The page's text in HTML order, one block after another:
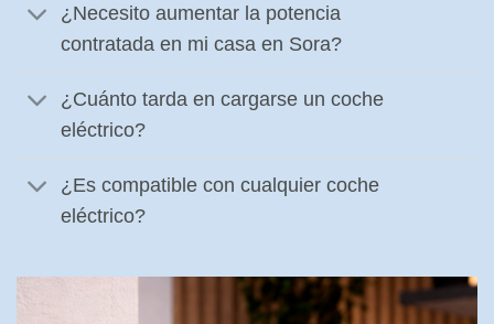
¿Necesito aumentar la potencia
contratada en mi casa en Sora?
¿Cuánto tarda en cargarse un coche
eléctrico?
¿Es compatible con cualquier coche
eléctrico?